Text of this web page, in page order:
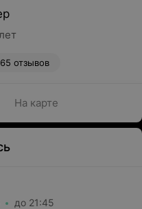
65 отзывов
На карте
до 21:45